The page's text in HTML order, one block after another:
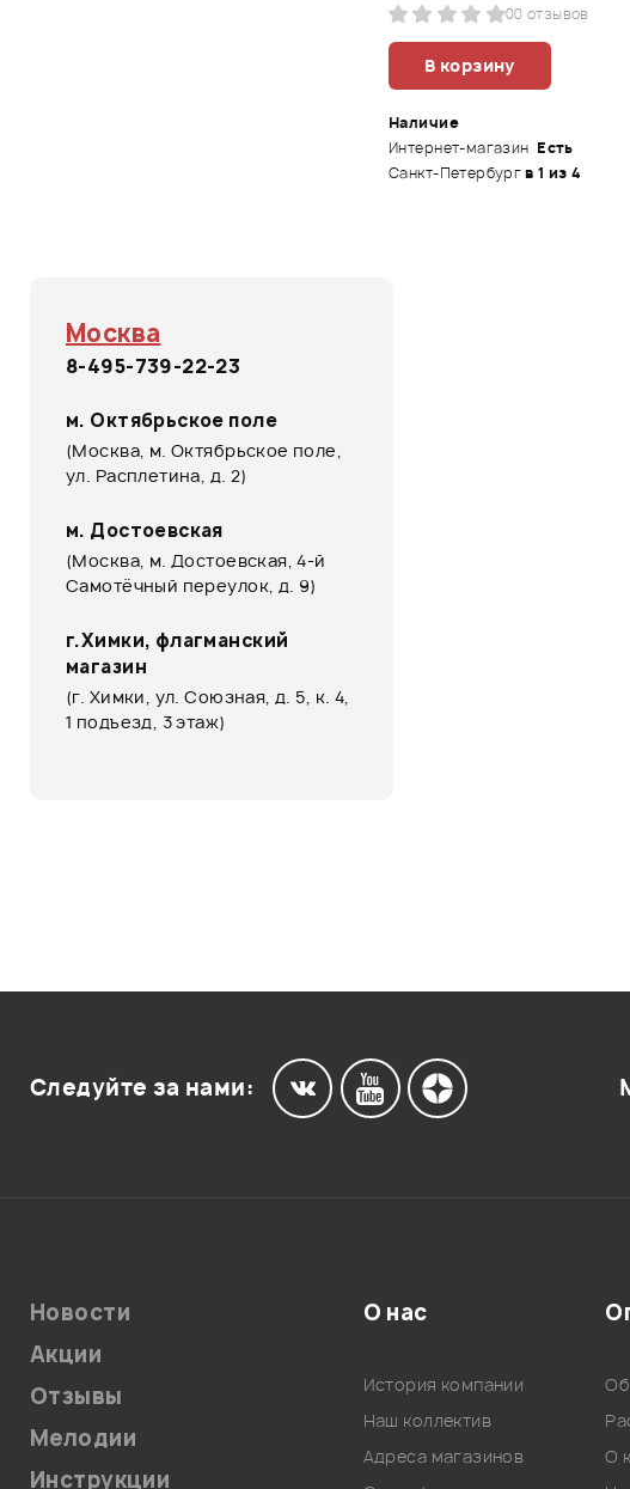
00 отзывов
В корзину
Наличие
Интернет-магазин Есть
Санкт-Петербургв 1 из 4
Москва
8-495-739-22-23
м. Октябрьское поле
(Москва, м. Октябрьское поле,
ул. Расплетина, д. 2)
м. Достоевская
(Москва, м. Достоевская, 4-й
Самотёчный переулок, д. 9)
г.Химки, флагманский
магазин
(г. Химки, ул. Союзная, д. 5, к. 4,
1 подъезд, 3 этаж)
Следуйте за нами:
Новости
Акции
Отзывы
Мелодии
Инструкции
О нас
История компании
Наш коллектив
Адреса магазинов
Об
О